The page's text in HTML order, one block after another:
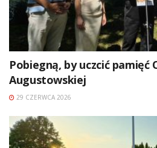
Pobiegną, by uczcić pamięć
Augustowskiej
29 CZERWCA 2026